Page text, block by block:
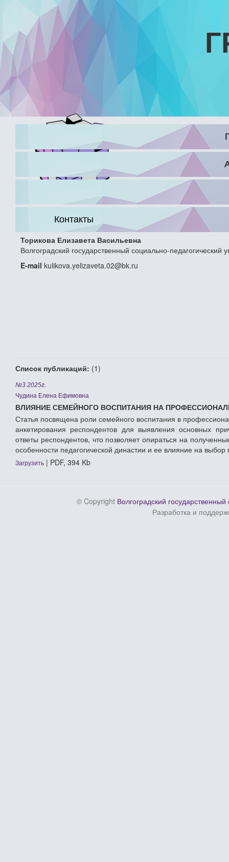
Контакты
Торикова Елизавета Васильевна
Волгоградский государственный социально-педагогический
E-mail kulikova.yelizaveta.02@bk.ru
Список публикаций: (1)
№3 2025г.
Чудина Елена Ефимовна
ВЛИЯНИЕ СЕМЕЙНОГО ВОСПИТАНИЯ НА
Статья посвящена роли семейного воспитания в
анкетирования респондентов для выявления основных
ответы респондентов, что позволяет опираться на
особенности педагогической династии и ее влияние на
Загрузить | PDF, 394 Kb
© Copyright Волгоградский
Разработка и